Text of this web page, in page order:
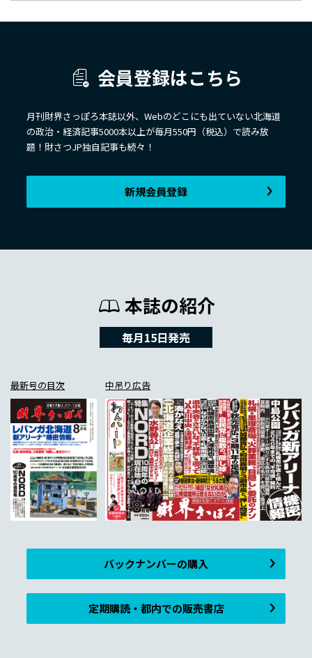
会員登録はこちら
月刊財界さっぽろ本誌以外、Webのどこにも出ていない北海道
の政治・経済記事5000本以上が毎月550円（税込）で読み放
題！財さつJP独自記事も続々！
新規会員登録
本誌の紹介
毎月15日発売
最新号の目次 中吊り広告
バックナンバーの購入
定期購読・都内での販売書店